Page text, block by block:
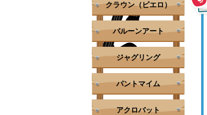
クラウン（ピエロ）
バルーンアート
ジャグリング
パントマイム
アクロバット